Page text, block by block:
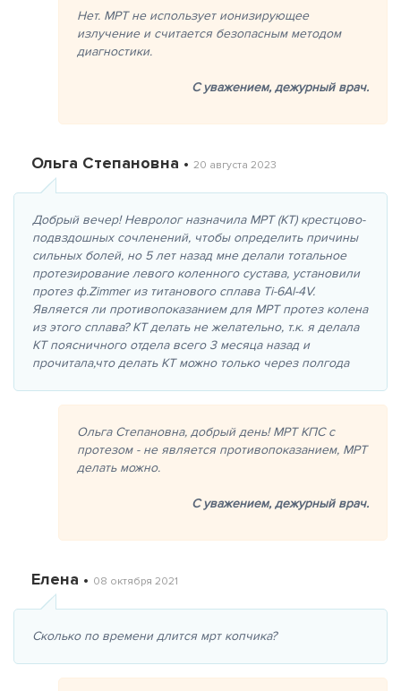
Нет. МРТ не использует ионизирующее
излучение и считается безопасным методом
диагностики.
С уважением, дежурный врач.
Ольга Степановна • 20 августа 2023
Добрый вечер! Невролог назначила МРТ (КТ) крестцово-
подвздошных сочленений, чтобы определить причины
сильных болей, но 5 лет назад мне делали тотальное
протезирование левого коленного сустава, установили
протез ф.Zimmer из титанового сплава Ti-6Al-4V.
Является ли противопоказанием для МРТ протез колена
из этого сплава? КТ делать не желательно, т.к. я делала
КТ поясничного отдела всего 3 месяца назад и
прочитала,что делать КТ можно только через полгода
Ольга Степановна, добрый день! МРТ КПС с
протезом - не является противопоказанием, МРТ
делать можно.
С уважением, дежурный врач.
Елена • 08 октября 2021
Сколько по времени длится мрт копчика?